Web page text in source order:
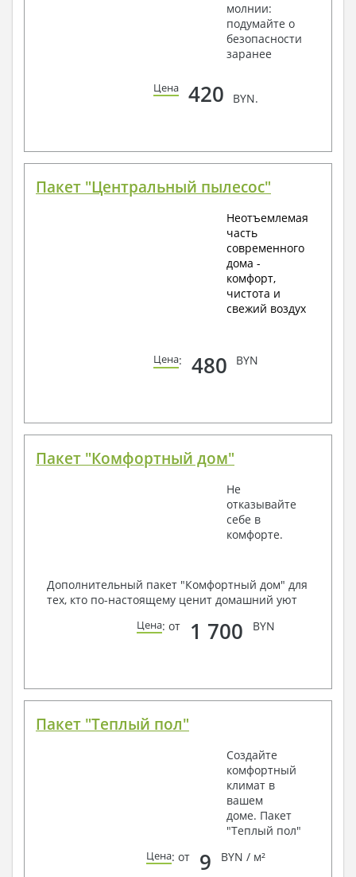
молнии:
подумайте о
безопасности
заранее
Цена 420 BYN.
Пакет "Центральный пылесос"
Неотъемлемая
часть
современного
дома -
комфорт,
чистота и
свежий воздух
Цена: 480 BYN
Пакет "Комфортный дом"
Не
отказывайте
себе в
комфорте.
Дополнительный пакет "Комфортный дом" для
тех, кто по-настоящему ценит домашний уют
Цена: от 1 700 BYN
Пакет "Теплый пол"
Создайте
комфортный
климат в
вашем
доме. Пакет
"Теплый пол"
Цена: от 9 BYN / м²